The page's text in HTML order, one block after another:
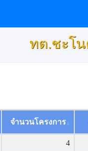
ทต.ชะโ
จำนวนโครงการ
4